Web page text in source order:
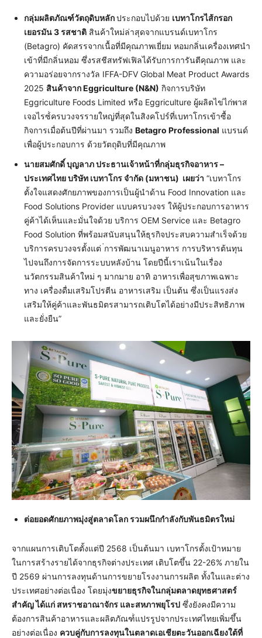
กลุ่มผลิตภัณฑ์วัตถุดิบหลักประกอบไปด้วย เบทาโกรไส้กรอก
เยอรมัน3 รสชาติ สินค้าใหม่ล่าสุดจากแบรนด์เบทาโกร
(Betagro) คัดสรรจากเนื้อที่มีคุณภาพเยี่ยม หอมกลิ่นเครื่องเทศนำ
เข้าที่มีกลิ่นหอม ซึ่งรสชีสทรัฟเฟิลได้รับการการันตีคุณภาพ และ
ความอร่อยจากรางวัล IFFA-DFV Global Meat Product Awards
2025 สินค้าจาก Eggriculture (N&N) กิจการบริษัท
Eggriculture Foods Limited หรือ Eggriculture ผู้ผลิตไข่ไก่พาส
เจอไรซ์่ครบวงจรรายใหญ่ที่สุดในสิงคโปร์ที่เบทาโกรเข้าซื้อ
กิจการเมื่อต้นปีที่ผ่านมา รวมถึง Betagro Professional แบรนด์
เพื่อผู้ประกอบการ ด้วยวัตถุดิบที่มีคุณภาพ
นายสมศักดิ์ บุญลาภ ประธานเจ้าหน้าที่กลุ่มธุรกิจอาหาร –
ประเทศไทย บริษัท เบทาโกร จำกัด (มหาชน) เผยว่า “เบทาโกร
ตั้งใจแสดงศักยภาพของการเป็นผู้นำด้าน Food Innovation และ
Food Solutions Provider แบบครบวงจร ให้ผู้ประกอบการอาหาร
คู่ค้าได้เห็นและมั่นใจด้วย บริการ OEM Service และ Betagro
Food Solution ที่พร้อมสนับสนุนให้ธุรกิจประสบความสำเร็จด้วย
บริการครบวงจรตั้งแต่ การพัฒนาเมนูอาหาร การบริหารต้นทุน
ไปจนถึงการจัดการระบบหลังบ้าน โดยปีนี้เราเน้นในเรื่อง
นวัตกรรมสินค้าใหม่ ๆ มากมาย อาทิ อาหารเพื่อสุขภาพเฉพาะ
ทาง เครื่องดื่มเสริมโปรตีน อาหารเสริม เป็นต้น ซึ่งเป็นแรงส่ง
เสริมให้คู่ค้าและพันธมิตรสามารถเติบโตได้อย่างมีประสิทธิภาพ
และยั่งยืน”
ต่อยอดศักยภาพมุ่งสู่ตลาดโลก รวมผนึกกำลังกับพันธมิตรใหม่
จากแผนการเติบโตตั้งแต่ปี 2568 เป็นต้นมา เบทาโกรตั้งเป้าหมาย
ในการสร้างรายได้จากธุรกิจต่างประเทศ เติบโตขึ้น 22-26% ภายใน
ปี 2569 ผ่านการลงทุนด้านการขยายโรงงานการผลิต ทั้งในและต่าง
ประเทศอย่างต่อเนื่อง โดยมุ่งขยายธุรกิจในกลุ่มตลาดยุทธศาสตร์
สำคัญ ได้แก่ สหราชอาณาจักร และสหภาพยุโรป ซึ่งยังคงมีความ
ต้องการสินค้าอาหารและผลิตภัณฑ์่แปรรูปจากประเทศไทยเพิ่มขึ้น
อย่างต่อเนื่อง ควบคู่กับการลงทุนในตลาดเอเชียตะวันออกเฉียงใต้ที่